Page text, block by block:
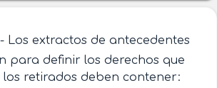
Los extractos de antecedentes
para definir los derechos que
retirados deben contener: